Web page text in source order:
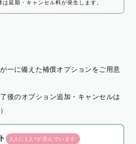
延期・キャンセル料が発生します。
一に備えた補償オプションをご用意
後のオプション追加・キャンセルは
3人に1人*が選んでいます